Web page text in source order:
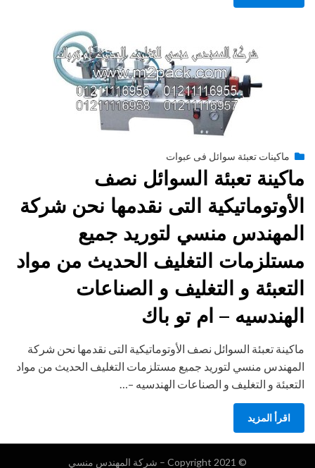
byengmansyPosted
يناير 26, 2015
ماكينات تعبئة سوائل فى عبوات
ماكينة تعبئة السوائل نصف
الأوتوماتيكية التى نقدمها نحن شركة
المهندس منسي لتوريد جميع
مستلزمات التغليف الحديث من مواد
التعبئة و التغليف و الصناعات
الهندسيه – ام تو باك
ماكينة تعبئة السوائل نصف الأوتوماتيكية التى نقدمها نحن شركة
المهندس منسي لتوريد جميع مستلزمات التغليف الحديث من مواد
التعبئة و التغليف و الصناعات الهندسيه –…
اقرأ المزيد
© Copyright 2021 – شركة المهندس منسي